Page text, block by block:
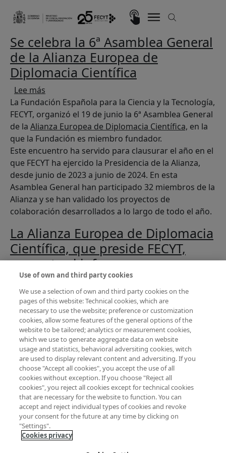
Imagen
Se celebra la 6ª Asamblea General
de la Alianza Europea de
Diplomacia Científica
Lee más
La Fundación Española para la Ciencia y la Tecnología,
FECYT, organizó el 19 de junio la 6ª Asamblea General
de la Alianza Europea de Diplomacia Científica, en la
que la Fundación es miembro fundador.
Este encuentro ha servido para clausurar el año en el
que FECYT ha ejercido la Presidencia de la Alianza,
desde junio de 2023 a junio de 2024. En esta
Asamblea General han participado 32 miembros de la
Alianza y se han validado los proyectos de
colaboración desarrollados a lo largo de todo el año.
La Alianza Europea de Diplomacia
Científica, que preside FECYT,
presenta el informe
"Fortalecimiento de la Diplomacia
Científica en Europa a través de
Horizonte Europa"
Lee mássobre La Alianza Europea de Diplomacia
LaAlianza Europea de Diplomacia Científica, cuya
Presidencia ostenta actualmente FECYT, ha publicado
un nuevo informe titulado"Fortalecimiento de la
Diplomacia Científica en Europa a través de Horizonte
Europa".Este documento se presenta como una
contribución a la discusión actual sobre las
necesidades de investigación para el programa
europeo Horizon Europe (2025-2027).
Use of own and third party cookies
We use a selection of own and third party cookies on the
pages of this website: Technical cookies, which are
necessary to use the website; preference or customization
cookies, allow some features of the general options of the
website to be tailored; analytics or measurement cookies,
which we use to generate aggregate data on website
usage and statistics, behavioral adversiting cookies, witch
are used to display relevant content and adversiting. If you
choose "Accept all cookies", you accept the use of all
cookies without exception. If you choose "Reject all
cookies", you reject all cookies except for technical cookies
that are necessary for the website to function. You can
accept and reject individual types of cookies and revoke
your consent for the future at any time by clicking on
"Settings".
Cookies privacy